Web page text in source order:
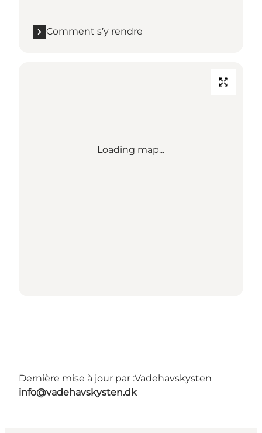
Comment s’y rendre
Loading map...
Dernière mise à jour par :Vadehavskysten
info@vadehavskysten.dk